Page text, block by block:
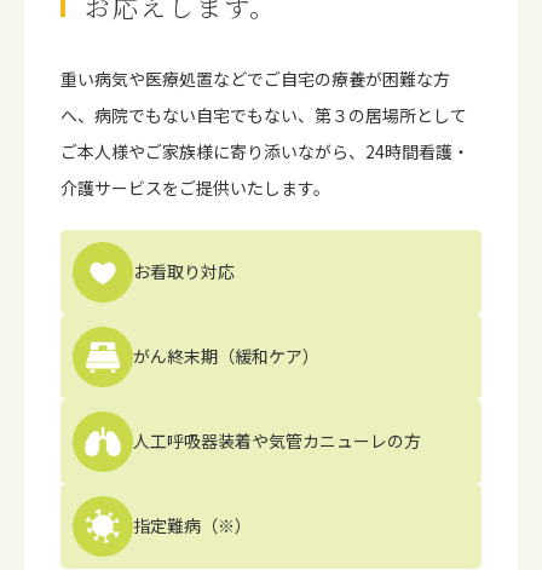
重い病気や医療処置などでご⾃宅の療養が困難な⽅
へ、病院でもない⾃宅でもない、第３の居場所として
ご本⼈様やご家族様に寄り添いながら、24時間看護・
介護サービスをご提供いたします。
お看取り対応
がん終末期 （緩和ケア）
人工呼吸器装着や気管カニューレの方
指定難病（※）